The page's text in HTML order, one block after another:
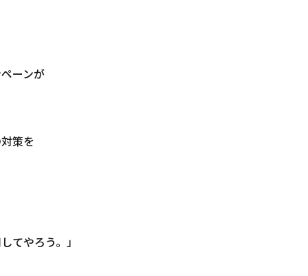
ーンが
策を
てやろう。」